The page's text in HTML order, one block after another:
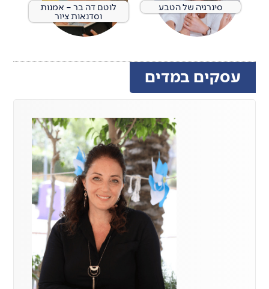
סינרגיה של הטבע
לוטם דה בר – אמנות
וסדנאות ציור
עסקים במדים